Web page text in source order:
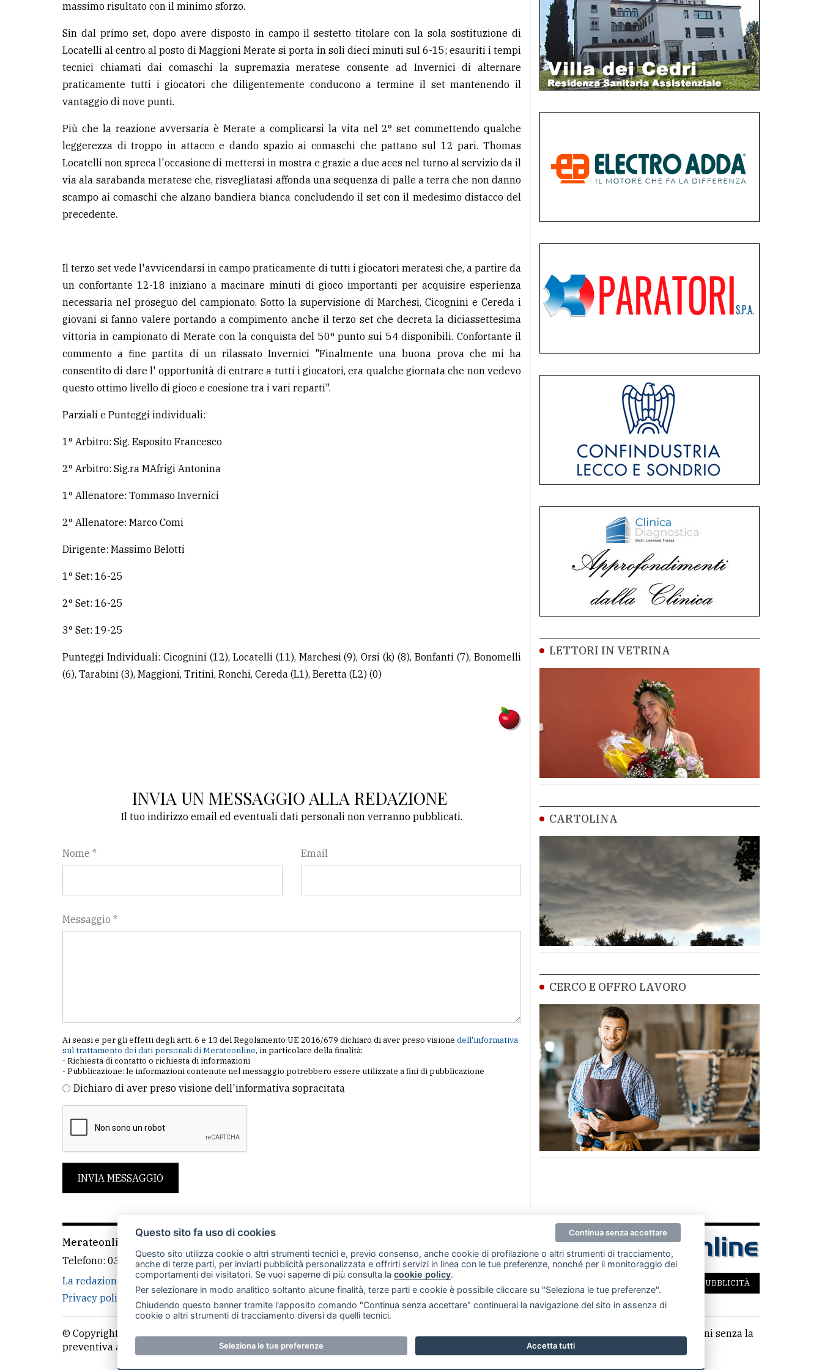
massimo risultato con il minimo sforzo.
Sin dal primo set, dopo avere disposto in campo il sestetto titolare con la sola sostituzione di
Locatelli al centro al posto di Maggioni Merate si porta in soli dieci minuti sul 6-15; esauriti i tempi
tecnici chiamati dai comaschi la supremazia meratese consente ad Invernici di alternare
praticamente tutti i giocatori che diligentemente conducono a termine il set mantenendo il
vantaggio di nove punti.
Più che la reazione avversaria è Merate a complicarsi la vita nel 2° set commettendo qualche
leggerezza di troppo in attacco e dando spazio ai comaschi che pattano sul 12 pari. Thomas
Locatelli non spreca l'occasione di mettersi in mostra e grazie a due aces nel turno al servizio da il
via ala sarabanda meratese che, risvegliatasi affonda una sequenza di palle a terra che non danno
scampo ai comaschi che alzano bandiera bianca concludendo il set con il medesimo distacco del
precedente.
Il terzo set vede l'avvicendarsi in campo praticamente di tutti i giocatori meratesi che, a partire da
un confortante 12-18 iniziano a macinare minuti di gioco importanti per acquisire esperienza
necessaria nel proseguo del campionato. Sotto la supervisione di Marchesi, Cicognini e Cereda i
giovani si fanno valere portando a compimento anche il terzo set che decreta la diciassettesima
vittoria in campionato di Merate con la conquista del 50° punto sui 54 disponibili. Confortante il
commento a fine partita di un rilassato Invernici "Finalmente una buona prova che mi ha
consentito di dare l' opportunità di entrare a tutti i giocatori, era qualche giornata che non vedevo
questo ottimo livello di gioco e coesione tra i vari reparti".
Parziali e Punteggi individuali:
1° Arbitro: Sig. Esposito Francesco
2° Arbitro: Sig.ra MAfrigi Antonina
1° Allenatore: Tommaso Invernici
2° Allenatore: Marco Comi
Dirigente: Massimo Belotti
1° Set: 16-25
2° Set: 16-25
3° Set: 19-25
Punteggi Individuali: Cicognini (12), Locatelli (11), Marchesi (9), Orsi (k) (8), Bonfanti (7), Bonomelli
(6), Tarabini (3), Maggioni, Tritini, Ronchi, Cereda (L1), Beretta (L2) (0)
INVIA UN MESSAGGIO ALLA REDAZIONE
Il tuo indirizzo email ed eventuali dati personali non verranno pubblicati.
Nome * Email
Messaggio *
Ai sensi e per gli effetti degli artt. 6 e 13 del Regolamento UE 2016/679 dichiaro di aver preso visione dell'informativa
sul trattamento dei dati personali di Merateonline, in particolare della finalità:
- Richiesta di contatto o richiesta di informazioni
- Pubblicazione: le informazioni contenute nel messaggio potrebbero essere utilizzate a fini di pubblicazione
Dichiaro di aver preso visione dell'informativa sopracitata
INVIA MESSAGGIO
LETTORI IN VETRINA
CARTOLINA
CERCO E OFFRO LAVORO
Merateonline S.r.l.
Telefono: 039 9902881- Whatsapp: 351 3481257 - E-mail: redazione@merateonline.it
La redazione
CasateOnline LeccoOnline RSS Made byVIP
Privacy policy
Cookie policy Rivedi le tue scelte sui cookie
PER LA TUA PUBBLICITÀ
© Copyright Merateonline S.r.l. - Tutti i diritti riservati. E' proibita la riproduzione e pubblicazione anche parziale di testi, articoli e immagini senza la
preventiva autorizzazione scritta dell'editore. RI Lecco numero Rea LC 291.277 - Capitale sociale 10.329,14 €
Questo sito fa uso di cookies
Questo sito utilizza cookie o altri strumenti tecnici e, previo consenso, anche cookie di profilazione o altri strumenti di tracciamento,
anche di terze parti, per inviarti pubblicità personalizzata e offrirti servizi in linea con le tue preferenze, nonché per il monitoraggio dei
comportamenti dei visitatori. Se vuoi saperne di più consulta la cookie policy.
Per selezionare in modo analitico soltanto alcune finalità, terze parti e cookie è possibile cliccare su "Seleziona le tue preferenze".
Chiudendo questo banner tramite l'apposito comando "Continua senza accettare" continuerai la navigazione del sito in assenza di
cookie o altri strumenti di tracciamento diversi da quelli tecnici.
Continua senza accettare
Seleziona le tue preferenze Accetta tutti